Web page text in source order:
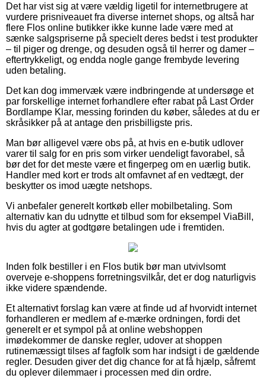
Det har vist sig at være vældig ligetil for internetbrugere at
vurdere prisniveauet fra diverse internet shops, og altså har
flere Flos online butikker ikke kunne lade være med at
sænke salgspriserne på specielt deres bedst i test produkter
– til piger og drenge, og desuden også til herrer og damer –
eftertrykkeligt, og endda nogle gange frembyde levering
uden betaling.
Det kan dog immervæk være indbringende at undersøge et
par forskellige internet forhandlere efter rabat på Last Order
Bordlampe Klar, messing forinden du køber, således at du er
skråsikker på at antage den prisbilligste pris.
Man bør alligevel være obs på, at hvis en e-butik udlover
varer til salg for en pris som virker uendeligt favorabel, så
bør det for det meste være et fingerpeg om en uærlig butik.
Handler med kort er trods alt omfavnet af en vedtægt, der
beskytter os imod uægte netshops.
Vi anbefaler generelt kortkøb eller mobilbetaling. Som
alternativ kan du udnytte et tilbud som for eksempel ViaBill,
hvis du agter at godtgøre betalingen ude i fremtiden.
Inden folk bestiller i en Flos butik bør man utvivlsomt
overveje e-shoppens forretningsvilkår, det er dog naturligvis
ikke videre spændende.
Et alternativt forslag kan være at finde ud af hvorvidt internet
forhandleren er medlem af e-mærke ordningen, fordi det
generelt er et sympol på at online webshoppen
imødekommer de danske regler, udover at shoppen
rutinemæssigt tilses af fagfolk som har indsigt i de gældende
regler. Desuden giver det dig chance for at få hjælp, såfremt
du oplever dilemmaer i processen med din ordre.